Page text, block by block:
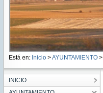
Está en: Inicio >AYUNTAMIENTO>
INICIO